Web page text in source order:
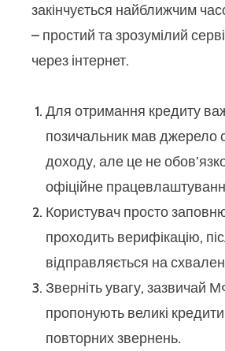
закінчується найближчим
– простий та зрозумілий
через інтернет.
Для отримання кредиту
позичальник мав джерело
доходу, але це не
офіційне
Користувач просто
проходить верифікацію,
відправляється на
Зверніть увагу, зазвичай
пропонують великі
повторних звернень.